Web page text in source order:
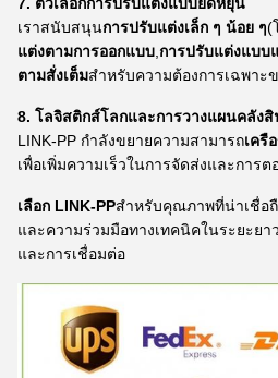
เราสนับสนุนการปรับแต่งเล็ก ๆ น้อย ๆ(
แต่งตามการออกแบบ การปรับแต่งแบบ
ตามสั่งเต็มสําหรับความต้องการเฉพาะ
8. โลจิสติกส์โลกและการวางแผนคลังสิ
LINK-PP กําลังขยายความสามารถเครื
เพื่อเพิ่มความเร็วในการจัดส่งและการ
เลือก LINK-PPสําหรับคุณภาพที่น่าเชื่อ
และความร่วมมือทางเทคนิคในระยะยา
และการเชื่อมต่อ